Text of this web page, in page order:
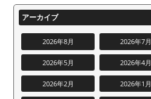
アーカイブ
2026年8月 2026年7月
2026年5月 2026年4月
2026年2月 2026年1月